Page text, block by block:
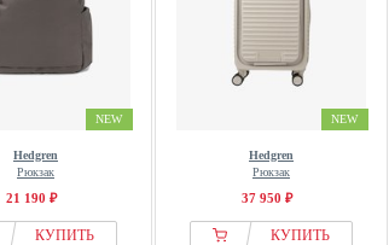
NEW
Hedgren
Рюкзак
21 190 ₽
КУПИТЬ
NEW
Hedgren
Рюкзак
37 950 ₽
КУПИТЬ